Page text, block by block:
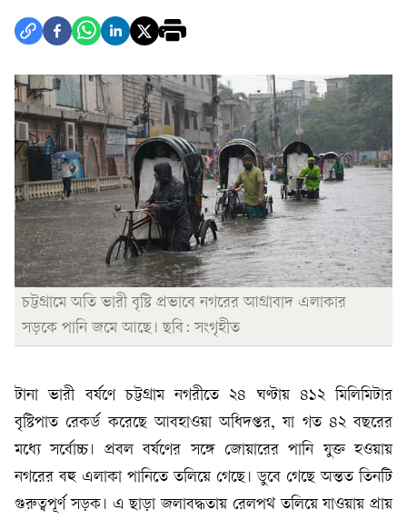
চট্টগ্রামে অতি ভারী বৃষ্টি প্রভাবে নগরের আগ্রাবাদ এলাকার
সড়কে পানি জমে আছে। ছবি: সংগৃহীত
টানা ভারী বর্ষণে চট্টগ্রাম নগরীতে ২৪ ঘণ্টায় ৪১২ মিলিমিটার
বৃষ্টিপাত রেকর্ড করেছে আবহাওয়া অধিদপ্তর, যা গত ৪২ বছরের
মধ্যে সর্বোচ্চ। প্রবল বর্ষণের সঙ্গে জোয়ারের পানি যুক্ত হওয়ায়
নগরের বহু এলাকা পানিতে তলিয়ে গেছে। ডুবে গেছে অন্তত তিনটি
গুরুত্বপূর্ণ সড়ক। এ ছাড়া জলাবদ্ধতায় রেলপথ তলিয়ে যাওয়ায় প্রায়